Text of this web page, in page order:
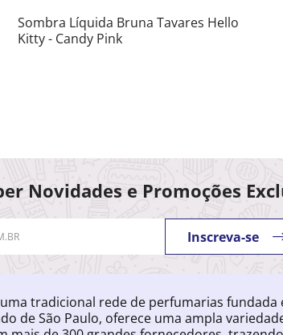
Sombra Líquida Bruna Tavares Hello
Kitty - Candy Pink
Novidades e Promoções
Inscreva-se
tradicional rede de perfumarias fundada
de São Paulo, oferece uma ampla